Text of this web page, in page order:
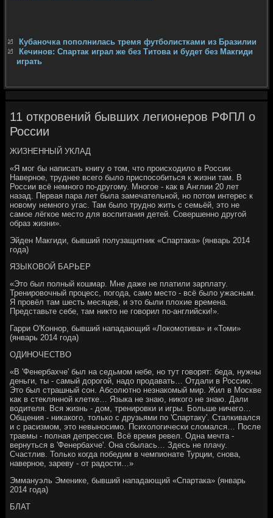
Кубаночка пополнилась тремя футболистками из Бразилии
Кечинов: Спартак играл же без Титова и будет без Макгиди
играть
11 откровений бывших легионеров РФПЛ о
России
ЖИЗНЕННЫЙ УКЛАД
«Я мог бы написать книгу о том, что происходило в России.
Наверное, труднее всего было приспособиться к жизни там. В
России всё немного по-другому. Многое - как в Англии 20 лет
назад. Первая пара лет была замечательной, но потом интерес к
новому немного угас. Там было трудно жить с семьёй, это не
самое лёгкое место для воспитания детей. Совершенно другой
образ жизни».
Эйден Макгиди, бывший полузащитник «Спартака» (январь 2014
года)
ЯЗЫКОВОЙ БАРЬЕР
«Это был полный кошмар. Мне даже не платили зарплату.
Тренировочный процесс, погода, само место - всё было ужасным.
Я провёл там шесть месяцев, и это были плохие времена.
Представьте себе, там никто не говорил по-английски!».
Гарри О'Коннор, бывший нападающий «Локомотива» и «Томи»
(январь 2014 года)
ОДИНОЧЕСТВО
«В 'Фенербахче' был на седьмом небе, но тут говорят: беда, нужны
деньги, ты - самый дорогой, надо продавать… Отдали в Россию.
Это был страшный сон. Абсолютно незнакомый мир. Жил в Москве
как в стеклянной клетке… Языка не знаю, никого не знаю. Дали
водителя. Вся жизнь - дом, тренировки и игры. Больше ничего…
Общения - никакого, только с друзьями по 'Спартаку'. Сталкивался
и с расизмом, это невыносимо. Психологически сломался… После
травмы - полная депрессия. Всё время ревел. Одна мечта -
вернуться в 'Фенербахче'. Она сбылась… Здесь не плачу.
Счастлив. Только когда победим в чемпионате Турции, снова,
наверное, зареву - от радости…»
Эммануэль Эменике, бывший нападающий «Спартака» (январь
2014 года)
БЛАТ